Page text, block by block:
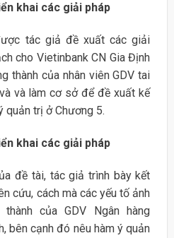
khai các giải pháp
tác giả đề xuất các giải
cho Vietinbank CN Gia Định
thành của nhân viên GDV tai
và làm cơ sở để đề xuất kế
quản trị ở Chương 5.
khai các giải pháp
đề tài, tác giả trình bày kết
cứu, cách mà các yếu tố ảnh
của GDV Ngân hàng
bên cạnh đó nêu hàm ý quản